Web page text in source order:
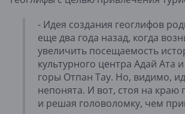
- Идея создания геоглифов
еще два года назад, когда
увеличить посещаемость
культурного центра Адай Ата
горы Отпан Тау. Но, видимо,
непонята. И вот, стоя на краю
и решая головоломку, чем